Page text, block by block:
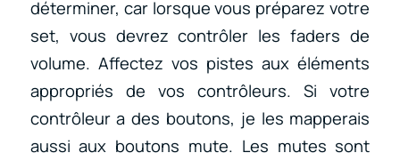
déterminer, car lorsque vous préparez votre
set, vous devrez contrôler les faders de
volume. Affectez vos pistes aux éléments
appropriés de vos contrôleurs. Si votre
contrôleur a des boutons, je les mapperais
aussi aux boutons mute. Les mutes sont